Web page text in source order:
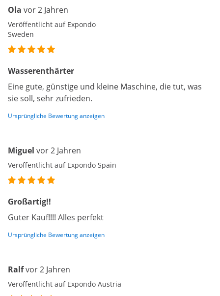
Ola vor 2 Jahren
Veröffentlicht auf Expondo
Sweden
Wasserenthärter
Eine gute, günstige und kleine Maschine, die tut, was
sie soll, sehr zufrieden.
Ursprüngliche Bewertung anzeigen
Miguel vor 2 Jahren
Veröffentlicht auf Expondo Spain
Großartig!!
Guter Kauf!!!! Alles perfekt
Ursprüngliche Bewertung anzeigen
Ralfvor 2 Jahren
Veröffentlicht auf Expondo Austria